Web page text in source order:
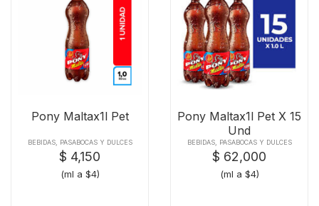
Pony Maltax1l Pet
BEBIDAS, PASABOCAS Y DULCES
$ 4,150
(ml a $4)
Pony Maltax1l Pet X 15
Und
BEBIDAS, PASABOCAS Y DULCES
$ 62,000
(ml a $4)